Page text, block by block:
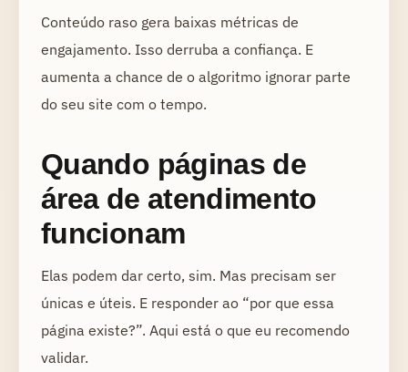
Conteúdo raso gera baixas métricas de
engajamento. Isso derruba a confiança. E
aumenta a chance de o algoritmo ignorar parte
do seu site com o tempo.
Quando páginas de
área de atendimento
funcionam
Elas podem dar certo, sim. Mas precisam ser
únicas e úteis. E responder ao “por que essa
página existe?”. Aqui está o que eu recomendo
validar.